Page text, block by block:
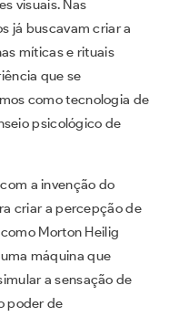
visuais. Nas
já buscavam criar a
míticas e rituais
que se
como tecnologia de
psicológico de
a invenção do
criar a percepção de
Morton Heilig
máquina que
a sensação de
poder de